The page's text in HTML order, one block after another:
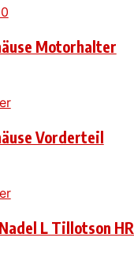
Motorhalter
Vorderteil
L Tillotson